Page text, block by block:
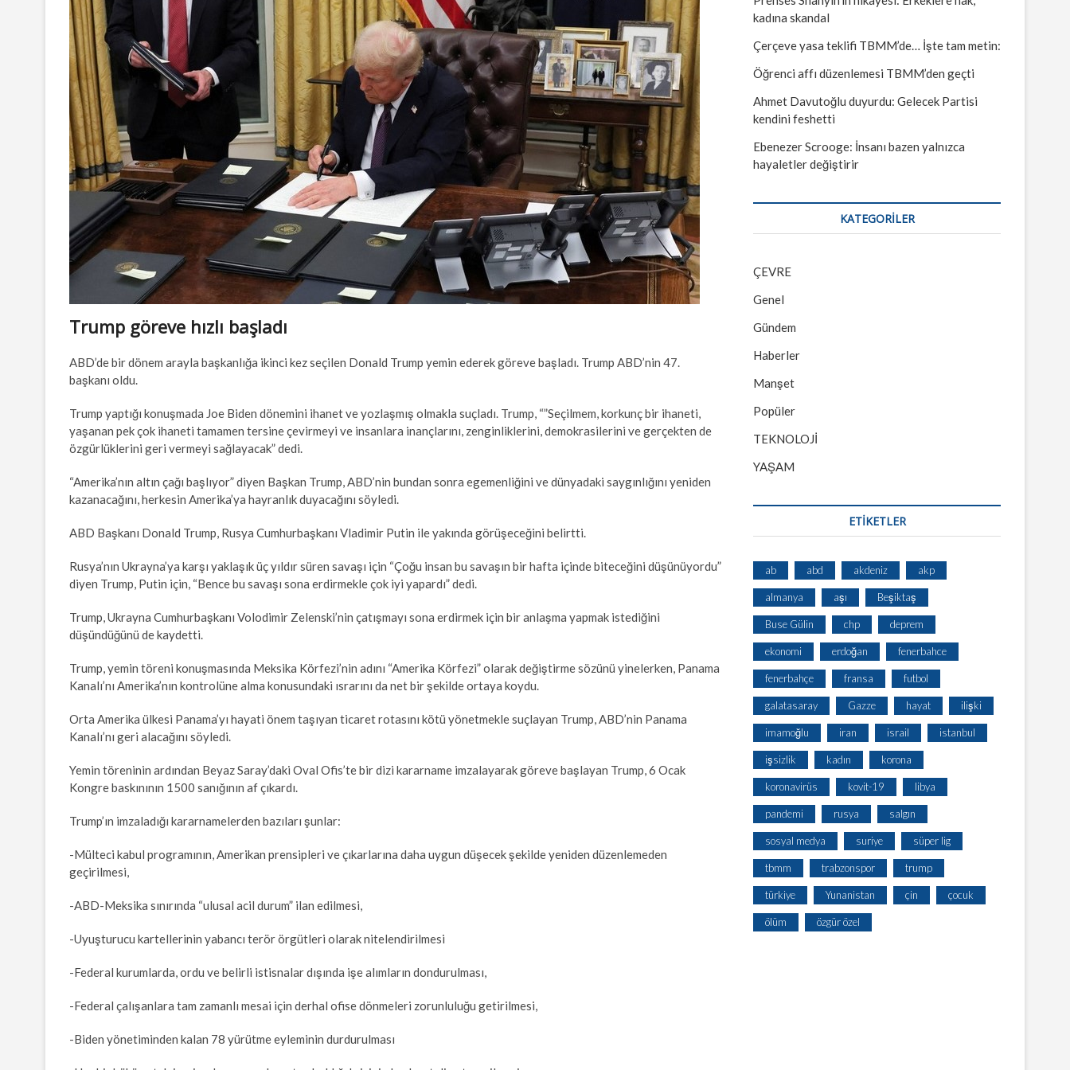
Trump göreve hızlı başladı
ABD’de bir dönem arayla başkanlığa ikinci kez seçilen Donald Trump yemin ederek göreve başladı. Trump ABD’nin 47.
başkanı oldu.
Trump yaptığı konuşmada Joe Biden dönemini ihanet ve yozlaşmış olmakla suçladı. Trump, “”Seçilmem, korkunç bir ihaneti,
yaşanan pek çok ihaneti tamamen tersine çevirmeyi ve insanlara inançlarını, zenginliklerini, demokrasilerini ve gerçekten de
özgürlüklerini geri vermeyi sağlayacak” dedi.
“Amerika’nın altın çağı başlıyor” diyen Başkan Trump, ABD’nin bundan sonra egemenliğini ve dünyadaki saygınlığını yeniden
kazanacağını, herkesin Amerika’ya hayranlık duyacağını söyledi.
ABD Başkanı Donald Trump, Rusya Cumhurbaşkanı Vladimir Putin ile yakında görüşeceğini belirtti.
Rusya’nın Ukrayna’ya karşı yaklaşık üç yıldır süren savaşı için “Çoğu insan bu savaşın bir hafta içinde biteceğini düşünüyordu”
diyen Trump, Putin için, “Bence bu savaşı sona erdirmekle çok iyi yapardı” dedi.
Trump, Ukrayna Cumhurbaşkanı Volodimir Zelenski’nin çatışmayı sona erdirmek için bir anlaşma yapmak istediğini
düşündüğünü de kaydetti.
Trump, yemin töreni konuşmasında Meksika Körfezi’nin adını “Amerika Körfezi” olarak değiştirme sözünü yinelerken, Panama
Kanalı’nı Amerika’nın kontrolüne alma konusundaki ısrarını da net bir şekilde ortaya koydu.
Orta Amerika ülkesi Panama’yı hayati önem taşıyan ticaret rotasını kötü yönetmekle suçlayan Trump, ABD’nin Panama
Kanalı’nı geri alacağını söyledi.
Yemin töreninin ardından Beyaz Saray’daki Oval Ofis’te bir dizi kararname imzalayarak göreve başlayan Trump, 6 Ocak
Kongre baskınının 1500 sanığının af çıkardı.
Trump’ın imzaladığı kararnamelerden bazıları şunlar:
-Mülteci kabul programının, Amerikan prensipleri ve çıkarlarına daha uygun düşecek şekilde yeniden düzenlemeden
geçirilmesi,
-ABD-Meksika sınırında “ulusal acil durum” ilan edilmesi,
-Uyuşturucu kartellerinin yabancı terör örgütleri olarak nitelendirilmesi
-Federal kurumlarda, ordu ve belirli istisnalar dışında işe alımların dondurulması,
-Federal çalışanlara tam zamanlı mesai için derhal ofise dönmeleri zorunluluğu getirilmesi,
-Biden yönetiminden kalan 78 yürütme eyleminin durdurulması
kadına skandal
Çerçeve yasa teklifi TBMM’de… İşte tam metin:
Öğrenci affı düzenlemesi TBMM’den geçti
Ahmet Davutoğlu duyurdu: Gelecek Partisi
kendini feshetti
Ebenezer Scrooge: İnsanı bazen yalnızca
hayaletler değiştirir
KATEGORILER
ÇEVRE
Genel
Gündem
Haberler
Manşet
Popüler
TEKNOLOJİ
YAŞAM
ETİKETLER
ab abd akdeniz akp
almanya aşı Beşiktaş
Buse Gülin chp deprem
ekonomi erdoğan fenerbahce
fenerbahçe fransa futbol
galatasaray Gazze hayat ilişki
imamoğlu iran israil istanbul
işsizlik kadın korona
koronavirüs kovit-19 libya
pandemi rusya salgın
sosyal medya suriye süper lig
tbmm trabzonspor trump
türkiye Yunanistan çin çocuk
ölüm özgür özel